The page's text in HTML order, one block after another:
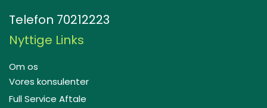
Telefon 70212223
Nyttige Links
Om os
Vores konsulenter
Full Service Aftale